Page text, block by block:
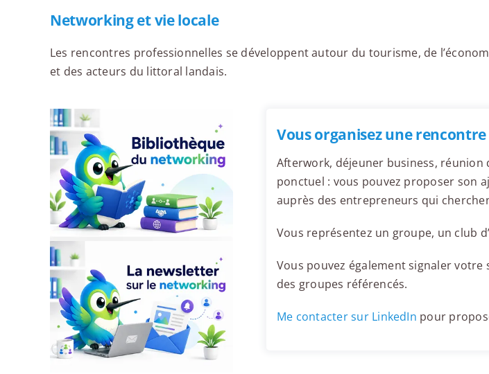
Networking et vie locale
Les rencontres professionnelles se développent autour du tourisme, de
et des acteurs du littoral landais.
Vous organisez une
Afterwork, déjeuner business,
ponctuel : vous pouvez proposer son
auprès des entrepreneurs qui
Vous représentez un groupe, un club
Vous pouvez également signaler
des groupes référencés.
Me contacter sur LinkedIn pour